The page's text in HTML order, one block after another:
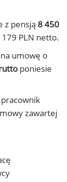
z pensją 8 450
PLN netto.
umowę o
poniesie
zawartej